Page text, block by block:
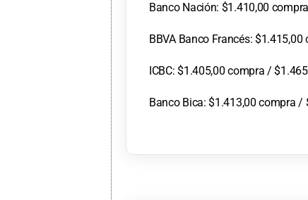
Banco Nación: $1.410,00
BBVA Banco Francés:
ICBC: $1.405,00 compra /
Banco Bica: $1.413,00 compra /